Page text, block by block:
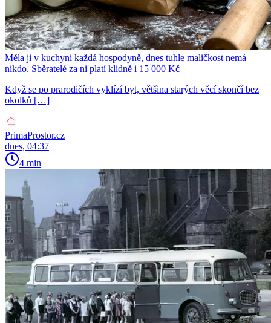
Měla ji v kuchyni každá hospodyně, dnes tuhle maličkost nemá
nikdo. Sběratelé za ni platí klidně i 15 000 Kč
Když se po prarodičích vyklízí byt, většina starých věcí skončí bez
okolků […]
PrimaProstor.cz
dnes, 04:37
4 min